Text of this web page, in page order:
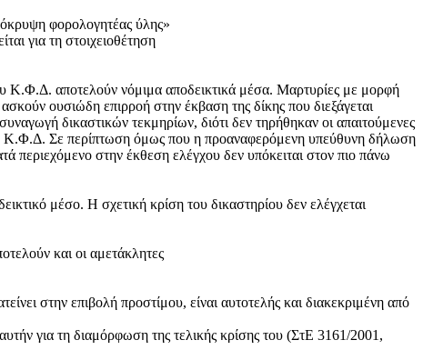
φορολογητέας ύλης»
για τη στοιχειοθέτηση
Κ.Φ.Δ. αποτελούν νόμιμα αποδεικτικά μέσα. Μαρτυρίες με μορφή
ουσιώδη επιρροή στην έκβαση της δίκης που διεξάγεται
δικαστικών τεκμηρίων, διότι δεν τηρήθηκαν οι απαιτούμενες
Κ.Φ.Δ. Σε περίπτωση όμως που η προαναφερόμενη υπεύθυνη δήλωση
περιεχόμενο στην έκθεση ελέγχου δεν υπόκειται στον πιο πάνω
μέσο. Η σχετική κρίση του δικαστηρίου δεν ελέγχεται
και οι αμετάκλητες
στην επιβολή προστίμου, είναι αυτοτελής και διακεκριμένη από
για τη διαμόρφωση της τελικής κρίσης του (ΣτΕ 3161/2001,